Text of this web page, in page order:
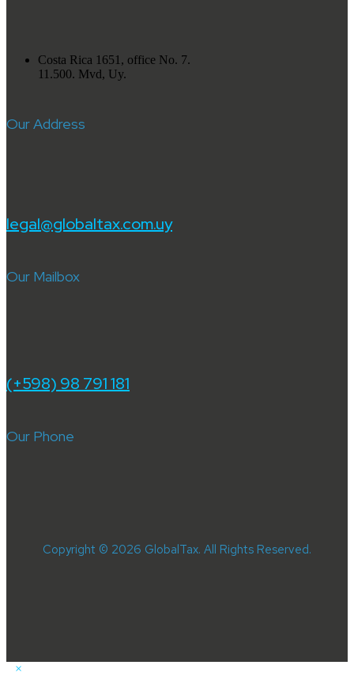
Costa Rica 1651, office No. 7.
11.500. Mvd, Uy.
Our Address
legal@globaltax.com.uy
Our Mailbox
(+598) 98 791 181
Our Phone
Copyright © 2026 GlobalTax. All Rights Reserved.
×